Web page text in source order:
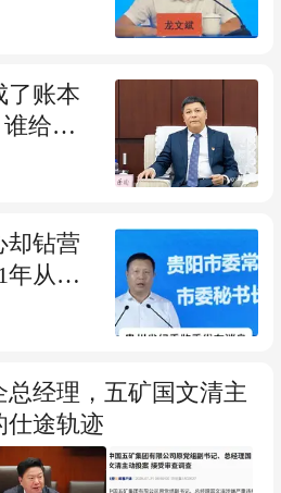
了账本
给了
却钻营
年从警
总经理，五矿国文清主
仕途轨迹